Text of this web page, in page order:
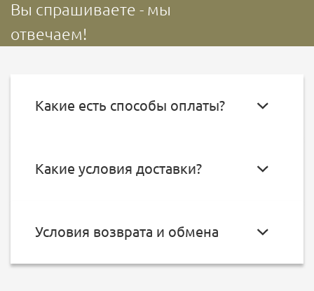
Вы спрашиваете - мы
отвечаем!
Какие есть способы оплаты?
Какие условия доставки?
Условия возврата и обмена